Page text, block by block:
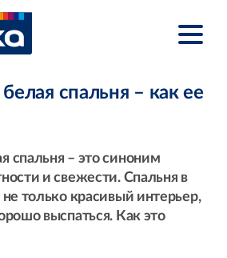
спальня – как ее
спальня – это синоним
и свежести. Спальня в
только красивый интерьер,
выспаться. Как это